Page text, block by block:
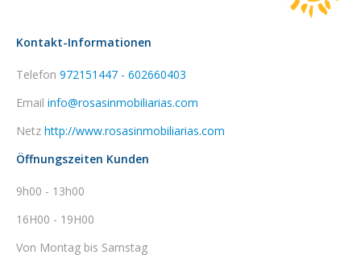
Kontakt-Informationen
Telefon 972151447 - 602660403
Email info@rosasinmobiliarias.com
Netz http://www.rosasinmobiliarias.com
Öffnungszeiten Kunden
9h00 - 13h00
16H00 - 19H00
Von Montag bis Samstag